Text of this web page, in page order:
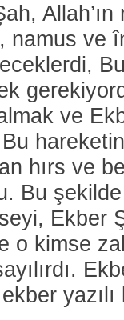
namus ve
ve
hırs ve
Bu şekilde
Ekber
o kimse